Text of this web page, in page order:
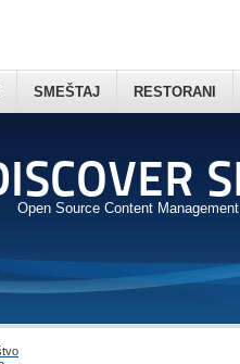
Open Source Content Management
SMEŠTAJ RESTORANI